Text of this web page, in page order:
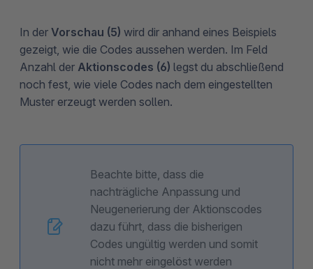
In der Vorschau (5) wird dir anhand eines Beispiels
gezeigt, wie die Codes aussehen werden. Im Feld
Anzahl der Aktionscodes (6) legst du abschließend
noch fest, wie viele Codes nach dem eingestellten
Muster erzeugt werden sollen.
Beachte bitte, dass die
nachträgliche Anpassung und
Neugenerierung der Aktionscodes
dazu führt, dass die bisherigen
Codes ungültig werden und somit
nicht mehr eingelöst werden